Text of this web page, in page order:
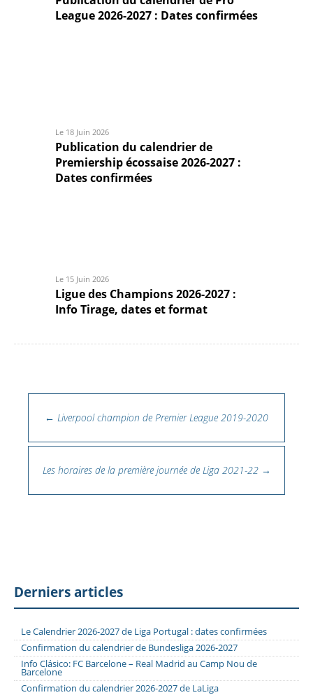
League 2026-2027 : Dates confirmées
Le 18 Juin 2026
Publication du calendrier de
Premiership écossaise 2026-2027 :
Dates confirmées
Le 15 Juin 2026
Ligue des Champions 2026-2027 :
Info Tirage, dates et format
← Liverpool champion de Premier League 2019-2020
Les horaires de la première journée de Liga 2021-22 →
Derniers articles
Le Calendrier 2026-2027 de Liga Portugal : dates confirmées
Confirmation du calendrier de Bundesliga 2026-2027
Info Clásico: FC Barcelone – Real Madrid au Camp Nou de
Barcelone
Confirmation du calendrier 2026-2027 de LaLiga